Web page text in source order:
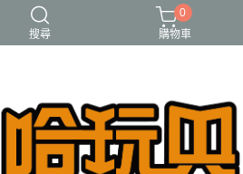
搜尋
中古二手品
庫柏力克Be@rbrick
0
購物車